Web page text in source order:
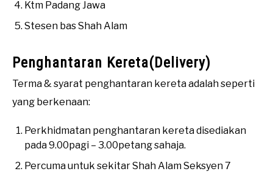
Ktm Padang Jawa
Stesen bas Shah Alam
Penghantaran Kereta(Delivery)
Terma & syarat penghantaran kereta adalah seperti
yang berkenaan:
Perkhidmatan penghantaran kereta disediakan
pada 9.00pagi – 3.00petang sahaja.
Percuma untuk sekitar Shah Alam Seksyen 7